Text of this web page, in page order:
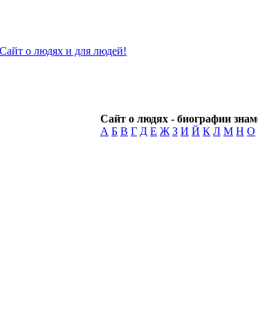
Сайт о людях - биографии
А Б В Г Д Е Ж З И Й К Л М Н О